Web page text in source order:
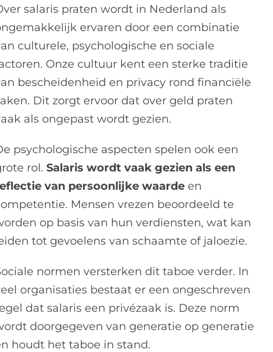
salaris praten wordt in Nederland als
ervaren door een combinatie
culturele, psychologische en sociale
Onze cultuur kent een sterke traditie
bescheidenheid en privacy rond financiële
Dit zorgt ervoor dat over geld praten
als ongepast wordt gezien.
psychologische aspecten spelen ook een
rol.Salaris wordt vaak gezien als een
van persoonlijke waarde en
Mensen vrezen beoordeeld te
op basis van hun verdiensten, wat kan
tot gevoelens van schaamte of jaloezie.
normen versterken dit taboe verder. In
organisaties bestaat er een ongeschreven
dat salaris een privézaak is. Deze norm
doorgegeven van generatie op generatie
houdt het taboe in stand.